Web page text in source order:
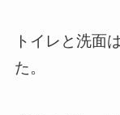
トイレと洗面
た。